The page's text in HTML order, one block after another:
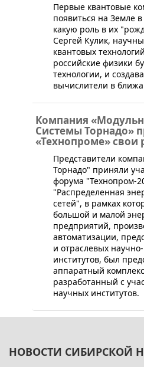
​Первые квантовые
появиться на Земле
какую роль в их
Сергей Кулик,
квантовых
российские физики
технологии, и
вычислители в
Компания
Системы Торнадо»
«Технопроме» свои
​Представители
Торнадо" приняли
форума "Технопром-
"Распределенная
сетей", в рамках
большой и малой
предприятий,
автоматизации,
и отраслевых
институтов, был
аппаратный
разработанный с
научных институтов.
НОВОСТИ СИБИРСКОЙ